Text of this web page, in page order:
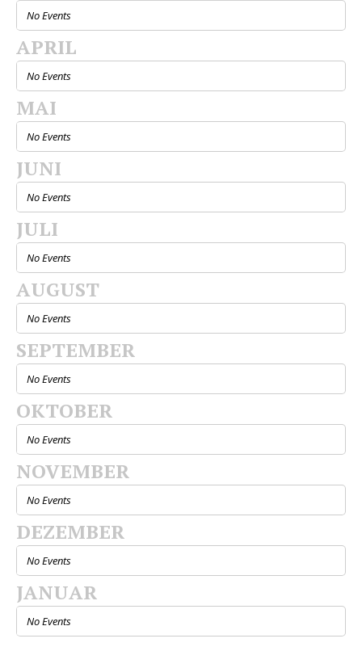
No Events
APRIL
No Events
MAI
No Events
JUNI
No Events
JULI
No Events
AUGUST
No Events
SEPTEMBER
No Events
OKTOBER
No Events
NOVEMBER
No Events
DEZEMBER
No Events
JANUAR
No Events